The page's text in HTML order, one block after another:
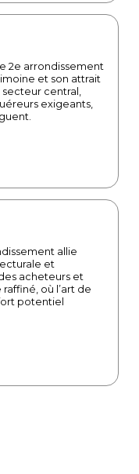
2e arrondissement
et son attrait
central,
exigeants,
allie
et
acheteurs et
où l’art de
potentiel